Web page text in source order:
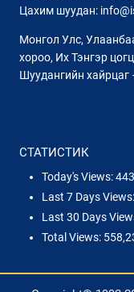
Цахим шуудан:
Монгол Улс,
хороо, Их Тэнгэр
Шуудангийн хайрцаг
СТАТИСТИК
Today's Views:443
Last 7 Days Views:
Last 30 Days
Total Views: